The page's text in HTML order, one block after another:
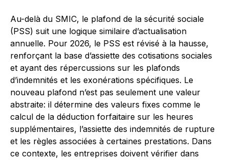
Au-delà du SMIC, le plafond de la sécurité sociale
(PSS) suit une logique similaire d’actualisation
annuelle. Pour 2026, le PSS est révisé à la hausse,
renforçant la base d’assiette des cotisations sociales
et ayant des répercussions sur les plafonds
d’indemnités et les exonérations spécifiques. Le
nouveau plafond n’est pas seulement une valeur
abstraite: il détermine des valeurs fixes comme le
calcul de la déduction forfaitaire sur les heures
supplémentaires, l’assiette des indemnités de rupture
et les règles associées à certaines prestations. Dans
ce contexte, les entreprises doivent vérifier dans